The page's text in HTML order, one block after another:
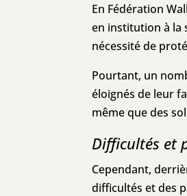
En Fédération
en institution à la
nécessité de
Pourtant, un
éloignés de leur
même que des
Difficultés et
Cependant,
difficultés et des